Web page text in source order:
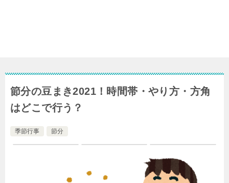
節分の豆まき2021！時間帯・やり方・方角
はどこで行う？
季節行事 節分